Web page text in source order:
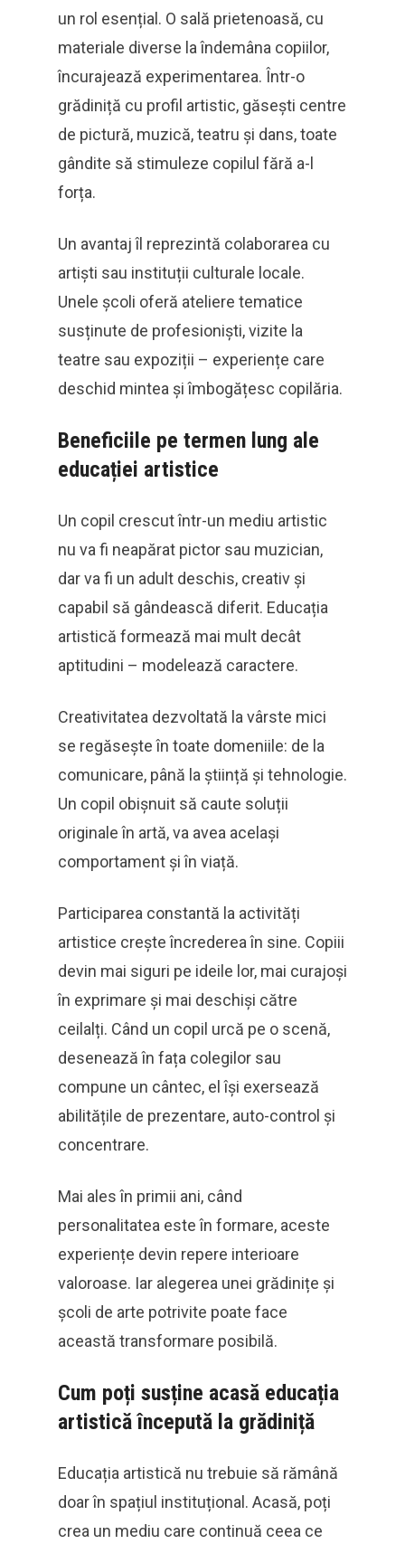
un rol esențial. O sală prietenoasă, cu
materiale diverse la îndemâna copiilor,
încurajează experimentarea. Într-o
grădiniță cu profil artistic, găsești centre
de pictură, muzică, teatru și dans, toate
gândite să stimuleze copilul fără a-l
forța.
Un avantaj îl reprezintă colaborarea cu
artiști sau instituții culturale locale.
Unele școli oferă ateliere tematice
susținute de profesioniști, vizite la
teatre sau expoziții – experiențe care
deschid mintea și îmbogățesc copilăria.
Beneficiile pe termen lung ale
educației artistice
Un copil crescut într-un mediu artistic
nu va fi neapărat pictor sau muzician,
dar va fi un adult deschis, creativ și
capabil să gândească diferit. Educația
artistică formează mai mult decât
aptitudini – modelează caractere.
Creativitatea dezvoltată la vârste mici
se regăsește în toate domeniile: de la
comunicare, până la știință și tehnologie.
Un copil obișnuit să caute soluții
originale în artă, va avea același
comportament și în viață.
Participarea constantă la activități
artistice crește încrederea în sine. Copiii
devin mai siguri pe ideile lor, mai curajoși
în exprimare și mai deschiși către
ceilalți. Când un copil urcă pe o scenă,
desenează în fața colegilor sau
compune un cântec, el își exersează
abilitățile de prezentare, auto-control și
concentrare.
Mai ales în primii ani, când
personalitatea este în formare, aceste
experiențe devin repere interioare
valoroase. Iar alegerea unei grădinițe și
școli de arte potrivite poate face
această transformare posibilă.
Cum poți susține acasă educația
artistică începută la grădiniță
Educația artistică nu trebuie să rămână
doar în spațiul instituțional. Acasă, poți
crea un mediu care continuă ceea ce